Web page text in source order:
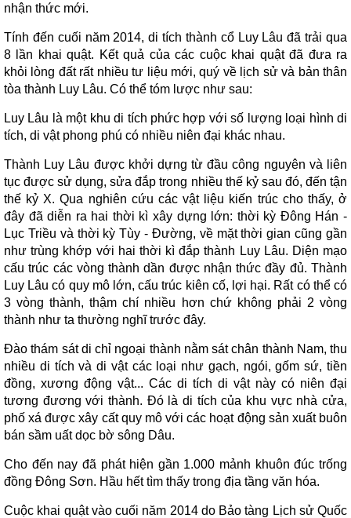
nhận thức mới.
Tính đến cuối năm 2014, di tích thành cổ Luy Lâu đã trải qua
8 lần khai quật. Kết quả của các cuộc khai quật đã đưa ra
khỏi lòng đất rất nhiều tư liệu mới, quý về lịch sử và bản thân
tòa thành Luy Lâu. Có thể tóm lược như sau:
Luy Lâu là một khu di tích phức hợp với số lượng loại hình di
tích, di vật phong phú có nhiều niên đại khác nhau.
Thành Luy Lâu được khởi dựng từ đầu công nguyên và liên
tục được sử dụng, sửa đắp trong nhiều thế kỷ sau đó, đến tận
thế kỷ X. Qua nghiên cứu các vật liệu kiến trúc cho thấy, ở
đây đã diễn ra hai thời kì xây dựng lớn: thời kỳ Đông Hán -
Lục Triều và thời kỳ Tùy - Đường, về mặt thời gian cũng gần
như trùng khớp với hai thời kì đắp thành Luy Lâu. Diện mạo
cấu trúc các vòng thành dần được nhận thức đầy đủ. Thành
Luy Lâu có quy mô lớn, cấu trúc kiên cố, lợi hại. Rất có thể có
3 vòng thành, thậm chí nhiều hơn chứ không phải 2 vòng
thành như ta thường nghĩ trước đây.
Đào thám sát di chỉ ngoại thành nằm sát chân thành Nam, thu
nhiều di tích và di vật các loại như gạch, ngói, gốm sứ, tiền
đồng, xương động vật... Các di tích di vật này có niên đại
tương đương với thành. Đó là di tích của khu vực nhà cửa,
phố xá được xây cất quy mô với các hoạt động sản xuất buôn
bán sầm uất dọc bờ sông Dâu.
Cho đến nay đã phát hiện gần 1.000 mảnh khuôn đúc trống
đồng Đông Sơn. Hầu hết tìm thấy trong địa tầng văn hóa.
Cuộc khai quật vào cuối năm 2014 do Bảo tàng Lịch sử Quốc